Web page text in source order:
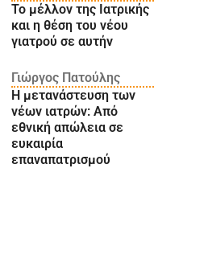
Το μέλλον της Ιατρικής
και η θέση του νέου
γιατρού σε αυτήν
Γιώργος Πατούλης
Η μετανάστευση των
νέων ιατρών: Aπό
εθνική απώλεια σε
ευκαιρία
επαναπατρισμού